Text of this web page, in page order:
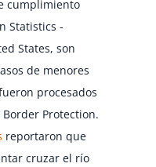
cumplimiento
Statistics -
States, son
de menores
procesados
Border Protection.
reportaron que
cruzar el río